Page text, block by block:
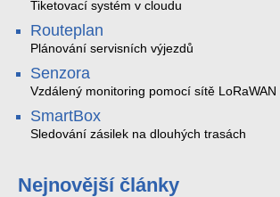
Tiketovací systém v cloudu
Routeplan
Plánování servisních výjezdů
Senzora
Vzdálený monitoring pomocí sítě LoRaWAN
SmartBox
Sledování zásilek na dlouhých trasách
Nejnovější články